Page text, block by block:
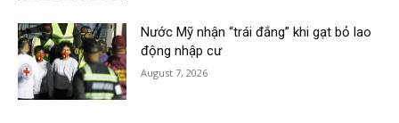
Nước Mỹ nhận “trái đắng” khi gạt bỏ lao
động nhập cư
August 7, 2026